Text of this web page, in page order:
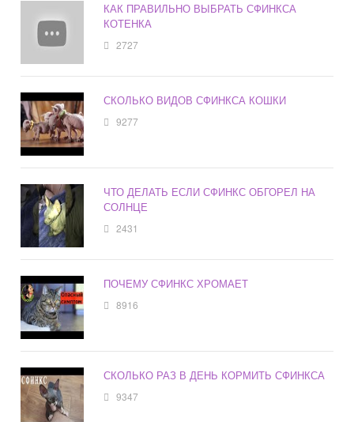
КАК ПРАВИЛЬНО ВЫБРАТЬ СФИНКСА
КОТЕНКА
2727
СКОЛЬКО ВИДОВ СФИНКСА КОШКИ
9277
ЧТО ДЕЛАТЬ ЕСЛИ СФИНКС ОБГОРЕЛ НА
СОЛНЦЕ
2431
ПОЧЕМУ СФИНКС ХРОМАЕТ
8916
СКОЛЬКО РАЗ В ДЕНЬ КОРМИТЬ СФИНКСА
9347